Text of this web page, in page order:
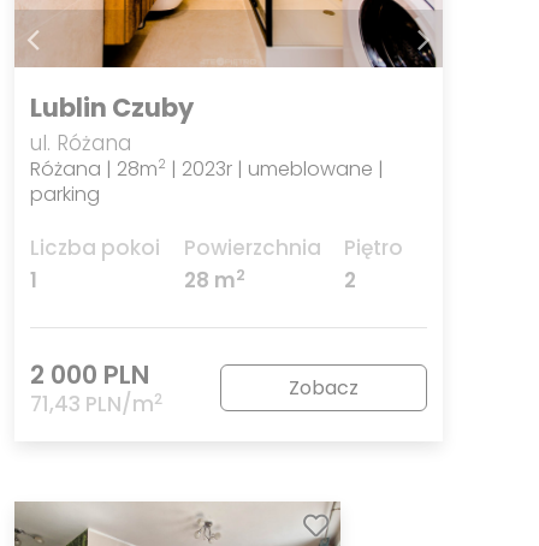
Lublin Czuby
ul. Różana
Różana | 28m2 | 2023r | umeblowane |
parking
Liczba pokoi
1
Powierzchnia
28 m2
Piętro
2
2 000 PLN
71,43 PLN/m2 Zobacz